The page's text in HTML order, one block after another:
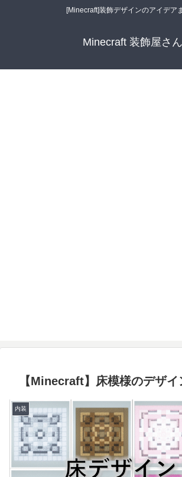
[Minecraft]装飾デザインのアイデア
Minecraft 装飾屋さん
【Minecraft】床模様のデザ
内装